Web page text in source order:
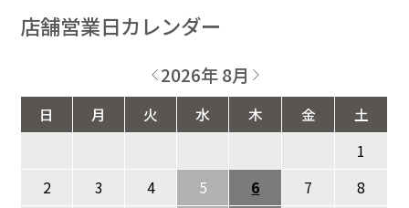
店舗営業日カレンダー
2026年 8月
日 月 火 水 木 金
土
1
2
3 4 5 6 7
8